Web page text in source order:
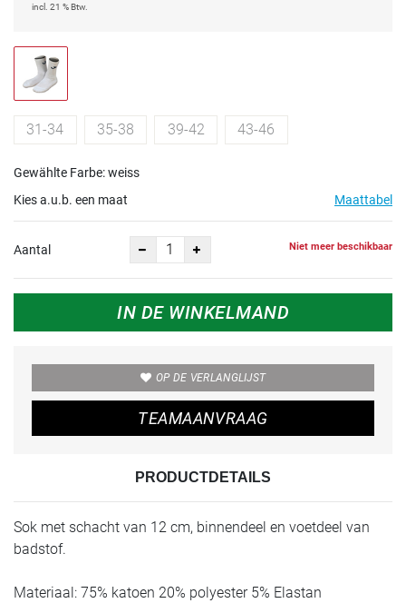
incl. 21 % Btw.
31-34 35-38 39-42 43-46
Gewählte Farbe: weiss
Kies a.u.b. een maat
Maattabel
Aantal Niet meer beschikbaar
IN DE WINKELMAND
OP DE VERLANGLIJST
TEAMAANVRAAG
PRODUCTDETAILS
Sok met schacht van 12 cm, binnendeel en voetdeel van
badstof.
Materiaal: 75% katoen 20% polyester 5% Elastan